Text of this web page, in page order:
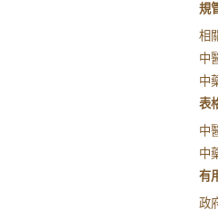
規
相
中
中
表
中
中
有
政